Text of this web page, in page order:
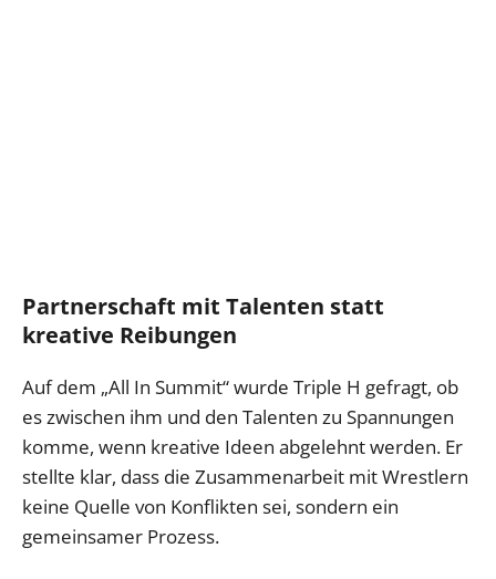
Partnerschaft mit Talenten statt
kreative Reibungen
Auf dem „All In Summit“ wurde Triple H gefragt, ob
es zwischen ihm und den Talenten zu Spannungen
komme, wenn kreative Ideen abgelehnt werden. Er
stellte klar, dass die Zusammenarbeit mit Wrestlern
keine Quelle von Konflikten sei, sondern ein
gemeinsamer Prozess.